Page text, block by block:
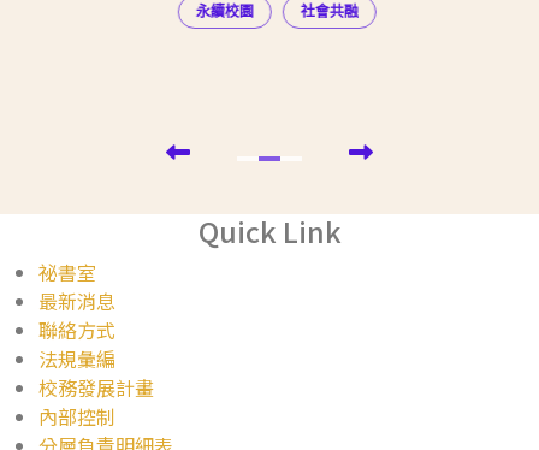
永續校園 社會共融
Quick Link
祕書室
最新消息
聯絡方式
法規彙編
校務發展計畫
內部控制